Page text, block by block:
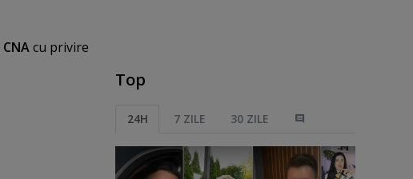
CNAcu privire
Top
24H 7 ZILE 30 ZILE